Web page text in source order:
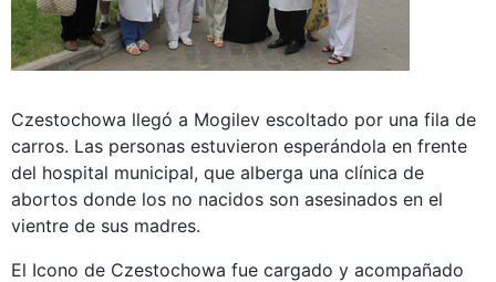
Czestochowa llegó a Mogilev escoltado por una fila de
carros. Las personas estuvieron esperándola en frente
del hospital municipal, que alberga una clínica de
abortos donde los no nacidos son asesinados en el
vientre de sus madres.
El Icono de Czestochowa fue cargado y acompañado